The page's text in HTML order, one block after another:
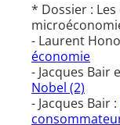
* Dossier :
- Laurent
économie
- Jacques Bair
Nobel (2)
- Jacques Bair :